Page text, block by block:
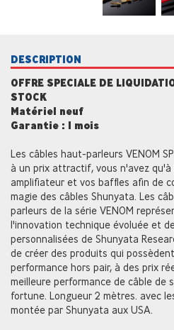
DESCRIPTION
OFFRE SPECIALE DE
STOCK
Matériel neuf
Garantie : 1 mois
Les câbles haut-parleurs VENOM
à un prix attractif, vous n'avez
amplifiateur et vos baffles afin de
magie des câbles Shunyata. Les
parleurs de la série VENOM
l'innovation technique évoluée et
personnalisées de Shunyata
de créer des produits qui
performance hors pair, à des prix
meilleure performance de câble de
fortune. Longueur 2 mètres. avec
montée par Shunyata aux USA.